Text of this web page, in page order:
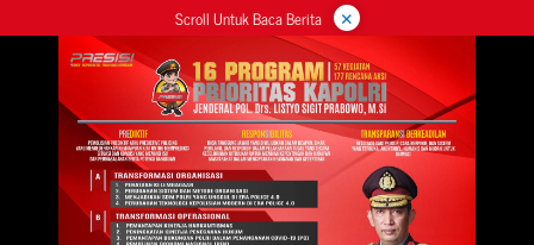
ke
Scroll Untuk Baca Berita ×